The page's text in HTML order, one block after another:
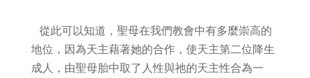
從此可以知道，聖母在我們教會中有多麼崇高的
地位，因為天主藉著她的合作，使天主第二位降生
成人，由聖母胎中取了人性與祂的天主性合為一